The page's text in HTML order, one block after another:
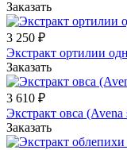
Заказать
3 250 ₽
Экстракт ортилии
Заказать
3 610 ₽
Экстракт овса
Заказать